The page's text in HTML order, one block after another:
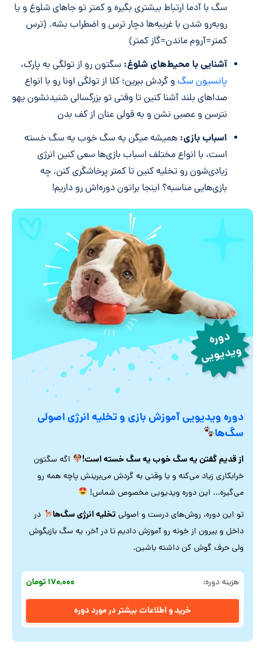
سگ با آدما ارتباط بیشتری بگیره و کمتر تو جاهای شلوغ و یا
روبه‌رو شدن با غریبه‌ها دچار ترس و اضطراب بشه. (ترس
کمتر=آروم ماندن=گاز کمتر)
آشنایی با محیط‌های شلوغ: سگتون رو از تولگی به پارک،
پانسیون سگ و گردش ببرین؛ کلا از تولگی اونا رو با انواع
صداهای بلند آشنا کنین تا وقتی تو بزرگسالی شنیدنشون یهو
نترسن و عصبی نشن و به قولی عنان از کف بدن
اسباب بازی: همیشه میگن یه سگ خوب یه سگ خسته
است، با انواع مختلف اسباب بازی‌ها سعی کنین انرژی
زیادی‌شون رو تخلیه کنین تا کمتر پرخاشگری کنن. چه
بازی‌هایی مناسبه؟ اینجا براتون دوره‌اش رو داریم!
دوره ویدیویی آموزش بازی و تخلیه انرژی اصولی
سگ‌ها
از قدیم گفتن یه سگ خوب یه سگ خسته است!
اگه سگتون
خرابکاری زیاد می‌کنه و یا وقتی به گردش می‌برینش پاچه همه رو
می‌گیره... این دوره ویدیویی مخصوص شماس!
تو این دوره، روش‌های درست و اصولی تخلیه انرژی سگ‌ها
در
داخل و بیرون از خونه رو آموزش دادیم تا در آخر، یه سگ بازیگوش
ولی حرف گوش کن داشته باشین.
هزینه دوره: ۱۷۰,۰۰۰ تومان
خرید و اطلاعات بیشتر در مورد دوره